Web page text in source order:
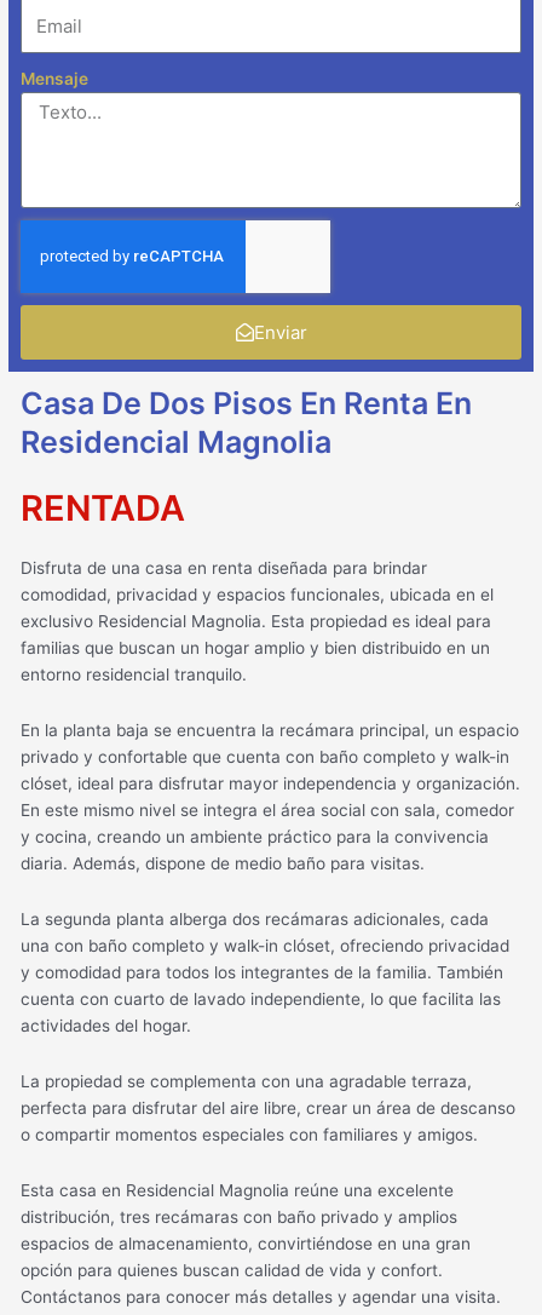
Mensaje
Enviar
Casa De Dos Pisos En Renta En
Residencial Magnolia
RENTADA
Disfruta de una casa en renta diseñada para brindar
comodidad, privacidad y espacios funcionales, ubicada en el
exclusivo Residencial Magnolia. Esta propiedad es ideal para
familias que buscan un hogar amplio y bien distribuido en un
entorno residencial tranquilo.
En la planta baja se encuentra la recámara principal, un espacio
privado y confortable que cuenta con baño completo y walk-in
clóset, ideal para disfrutar mayor independencia y organización.
En este mismo nivel se integra el área social con sala, comedor
y cocina, creando un ambiente práctico para la convivencia
diaria. Además, dispone de medio baño para visitas.
La segunda planta alberga dos recámaras adicionales, cada
una con baño completo y walk-in clóset, ofreciendo privacidad
y comodidad para todos los integrantes de la familia. También
cuenta con cuarto de lavado independiente, lo que facilita las
actividades del hogar.
La propiedad se complementa con una agradable terraza,
perfecta para disfrutar del aire libre, crear un área de descanso
o compartir momentos especiales con familiares y amigos.
Esta casa en Residencial Magnolia reúne una excelente
distribución, tres recámaras con baño privado y amplios
espacios de almacenamiento, convirtiéndose en una gran
opción para quienes buscan calidad de vida y confort.
Contáctanos para conocer más detalles y agendar una visita.